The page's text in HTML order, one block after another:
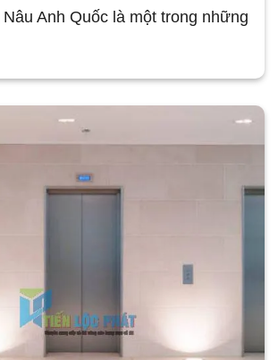
Anh Quốc là một trong những